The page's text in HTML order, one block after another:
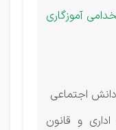
آموزگاری
اجتماعی
و قانون